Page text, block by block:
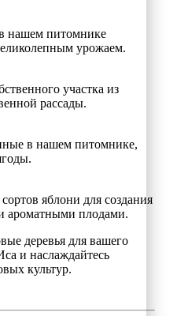
нашем питомнике
урожаем.
участка из
рассады.
в нашем питомнике,
яблони для создания
ароматными плодами.
деревья для вашего
и наслаждайтесь
культур.